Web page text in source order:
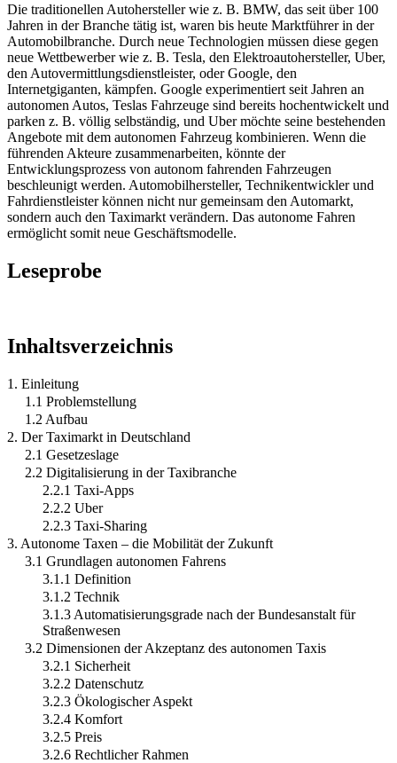
Die traditionellen Autohersteller wie z. B. BMW, das seit über 100
Jahren in der Branche tätig ist, waren bis heute Marktführer in der
Automobilbranche. Durch neue Technologien müssen diese gegen
neue Wettbewerber wie z. B. Tesla, den Elektroautohersteller, Uber,
den Autovermittlungsdienstleister, oder Google, den
Internetgiganten, kämpfen. Google experimentiert seit Jahren an
autonomen Autos, Teslas Fahrzeuge sind bereits hochentwickelt und
parken z. B. völlig selbständig, und Uber möchte seine bestehenden
Angebote mit dem autonomen Fahrzeug kombinieren. Wenn die
führenden Akteure zusammenarbeiten, könnte der
Entwicklungsprozess von autonom fahrenden Fahrzeugen
beschleunigt werden. Automobilhersteller, Technikentwickler und
Fahrdienstleister können nicht nur gemeinsam den Automarkt,
sondern auch den Taximarkt verändern. Das autonome Fahren
ermöglicht somit neue Geschäftsmodelle.
Leseprobe
Inhaltsverzeichnis
1. Einleitung
1.1 Problemstellung
1.2 Aufbau
2. Der Taximarkt in Deutschland
2.1 Gesetzeslage
2.2 Digitalisierung in der Taxibranche
2.2.1 Taxi-Apps
2.2.2 Uber
2.2.3 Taxi-Sharing
3. Autonome Taxen – die Mobilität der Zukunft
3.1 Grundlagen autonomen Fahrens
3.1.1 Definition
3.1.2 Technik
3.1.3 Automatisierungsgrade nach der Bundesanstalt für
Straßenwesen
3.2 Dimensionen der Akzeptanz des autonomen Taxis
3.2.1 Sicherheit
3.2.2 Datenschutz
3.2.3 Ökologischer Aspekt
3.2.4 Komfort
3.2.5 Preis
3.2.6 Rechtlicher Rahmen